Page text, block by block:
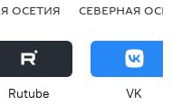
ОСЕТИЯ СЕВЕРНАЯ
Rutube VK